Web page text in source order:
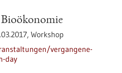
Workshop
vergangene-
day